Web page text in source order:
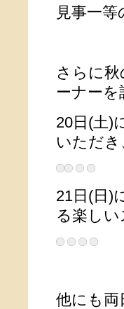
見事一
さらに
ーナーを
20日(土)
いただ
21日(日)
る楽しい
他にも両